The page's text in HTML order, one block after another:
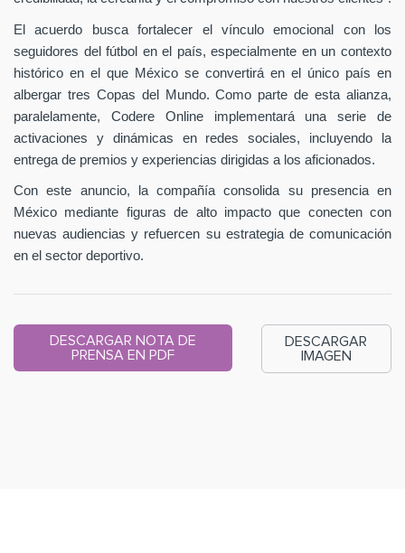
El acuerdo busca fortalecer el vínculo emocional con los
seguidores del fútbol en el país, especialmente en un contexto
histórico en el que México se convertirá en el único país en
albergar tres Copas del Mundo. Como parte de esta alianza,
paralelamente, Codere Online implementará una serie de
activaciones y dinámicas en redes sociales, incluyendo la
entrega de premios y experiencias dirigidas a los aficionados.
Con este anuncio, la compañía consolida su presencia en
México mediante figuras de alto impacto que conecten con
nuevas audiencias y refuercen su estrategia de comunicación
en el sector deportivo.
DESCARGAR NOTA DE
PRENSA EN PDF
DESCARGAR
IMAGEN